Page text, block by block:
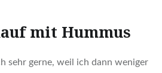
mit Hummus
sehr gerne, weil ich dann weniger